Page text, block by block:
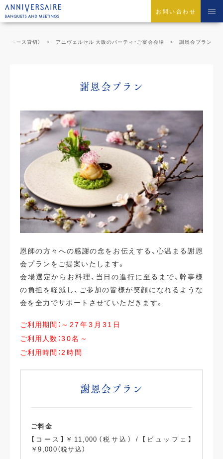
お問い合わせ
スペース貸切） アニヴェルセル 大阪のパーティ・ご宴会会場 謝恩会プラン
謝恩会プラン
恩師の方々への感謝の念をお伝えする、心温まる謝恩
会プランをご提案いたします。
会場選定からお料理、当日の進行に至るまで、幹事様
の負担を軽減し、ご参加の皆様が笑顔になれるような
会を全力でサポートさせていただきます。
ご利用期間： ～27年3月31日
ご利用人数：30名～
ご利用時間：2時間
謝恩会プラン
ご料金
【コース】￥11,000（税サ込） / 【ビュッフェ】
￥9,000（税サ込）